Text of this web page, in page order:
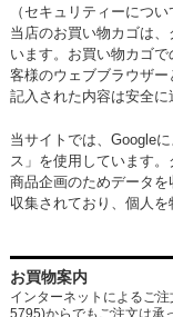
（セキュリティーについ
当店のお買い物カゴは
います。お買い物カゴ
客様のウェブブラウザ
記入された内容は安全に
当サイトでは、Google
ス」を使用しています
商品企画のためデータ
収集されており、個人を
お買物案内
インターネットによるご
5795)からでもご注文は承